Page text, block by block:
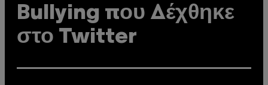
Bullying που Δέχθηκε
στο Twitter